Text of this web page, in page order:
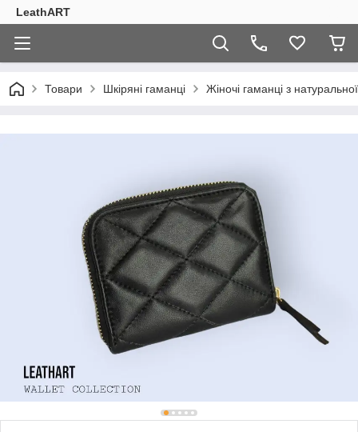
LeathART
Товари Шкіряні гаманці Жіночі гаманці з